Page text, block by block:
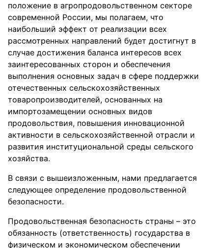
положение в агропродовольственном секторе
современной России, мы полагаем, что
наибольший эффект от реализации всех
рассмотренных направлений будет достигнут в
случае достижения баланса интересов всех
заинтересованных сторон и обеспечения
выполнения основных задач в сфере поддержки
отечественных сельскохозяйственных
товаропроизводителей, основанных на
импортозамещении основных видов
продовольствия, повышения инновационной
активности в сельскохозяйственной отрасли и
развития институциональной среды сельского
хозяйства.
В связи с вышеизложенным, нами предлагается
следующее определение продовольственной
безопасности.
Продовольственная безопасность страны – это
обязанность (ответственность) государства в
физическом и экономическом обеспечении